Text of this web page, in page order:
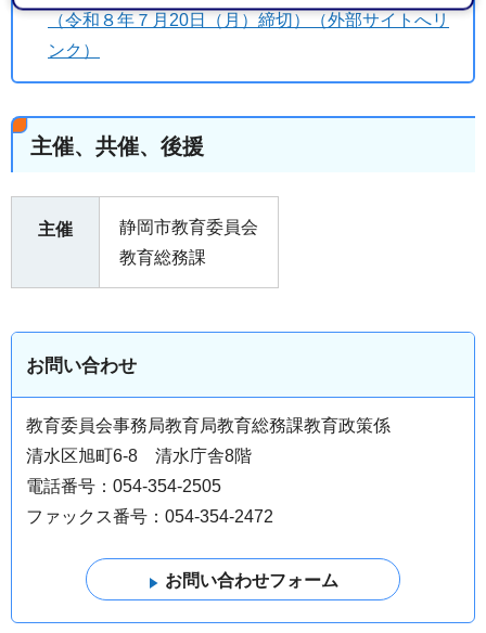
（令和８年７月20日（月）締切）（外部サイトへリ
ンク）
主催、共催、後援
主催
静岡市教育委員会
教育総務課
お問い合わせ
教育委員会事務局教育局教育総務課教育政策係
清水区旭町6-8 清水庁舎8階
電話番号：054-354-2505
ファックス番号：054-354-2472